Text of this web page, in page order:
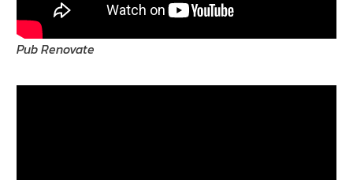
Pub Renovate